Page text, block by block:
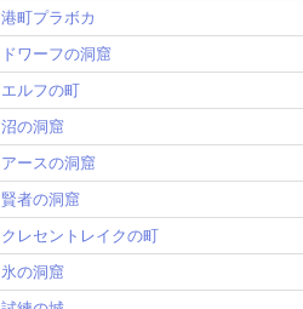
港町プラボカ
ドワーフの洞窟
エルフの町
沼の洞窟
アースの洞窟
賢者の洞窟
クレセントレイクの町
氷の洞窟